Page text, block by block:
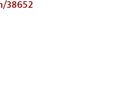
38652